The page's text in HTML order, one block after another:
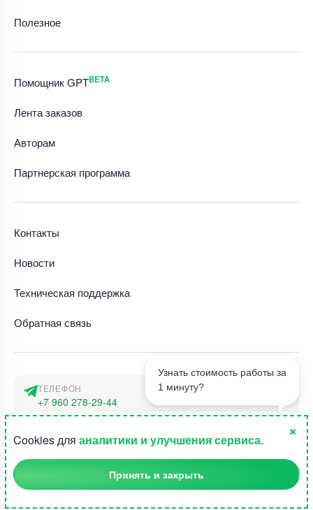
1
Узнать стоимость работы за
1 минуту?
Полезное
Помощник GPTBETA
Лента заказов
Авторам
Партнерская программа
Контакты
Новости
Техническая поддержка
Обратная связь
ТЕЛЕФОН
+7 960 278-29-44
г. Москва, наб. Тараса Шевченко 23а
©2015-2026, Студландия -
Cookies для аналитики и улучшения сервиса.
×
Принять и закрыть